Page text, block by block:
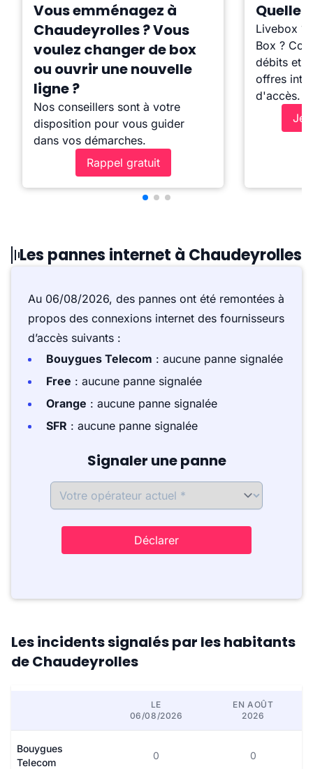
Vous emménagez à
Chaudeyrolles ? Vous
voulez changer de box
ou ouvrir une nouvelle
ligne ?
Nos conseillers sont à votre
disposition pour vous guider
dans vos démarches.
Rappel gratuit
Quelle
Livebox ?
Box ?
débits et
offres
d'accès.
Je
Les pannes internet à Chaudeyrolles
Au 06/08/2026, des pannes ont été remontées à
propos des connexions internet des fournisseurs
d’accès suivants :
Bouygues Telecom : aucune panne signalée
Free : aucune panne signalée
Orange : aucune panne signalée
SFR : aucune panne signalée
Signaler une panne
Déclarer
Les incidents signalés par les habitants
de Chaudeyrolles
LE
06/08/2026
EN AOÛT
2026
Bouygues
Telecom
0 0